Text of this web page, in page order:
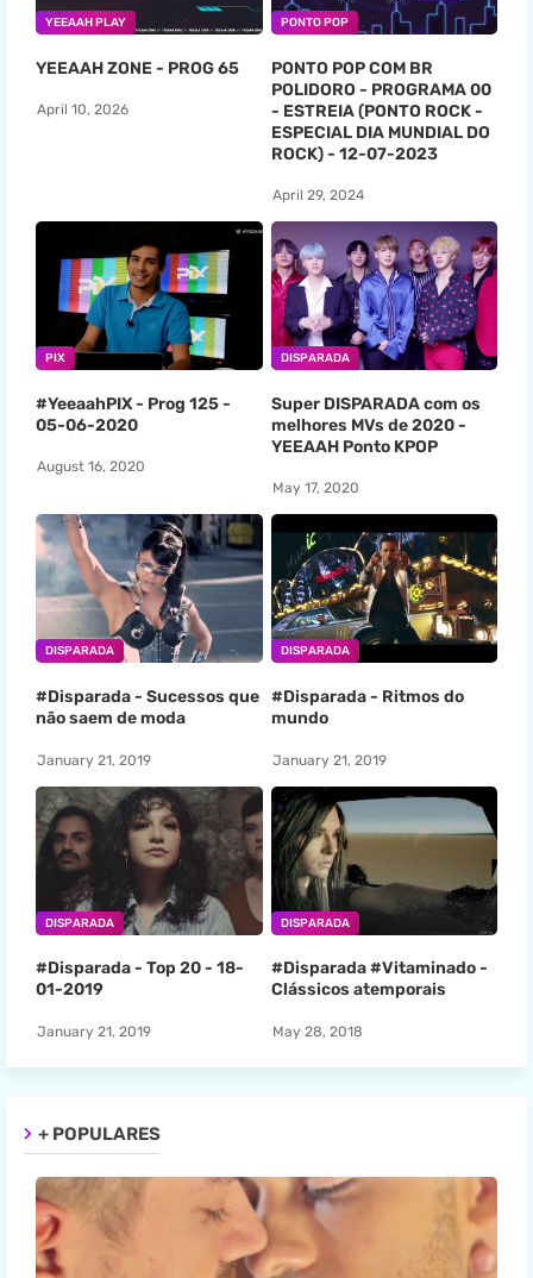
YEEAAH PLAY
YEEAAH ZONE - PROG 65
April 10, 2026
PONTO POP
PONTO POP COM BR
POLIDORO - PROGRAMA 00
- ESTREIA (PONTO ROCK -
ESPECIAL DIA MUNDIAL DO
ROCK) - 12-07-2023
April 29, 2024
PIX
#YeeaahPIX - Prog 125 -
05-06-2020
August 16, 2020
DISPARADA
Super DISPARADA com os
melhores MVs de 2020 -
YEEAAH Ponto KPOP
May 17, 2020
DISPARADA
#Disparada - Sucessos que
não saem de moda
January 21, 2019
DISPARADA
#Disparada - Ritmos do
mundo
January 21, 2019
DISPARADA
#Disparada - Top 20 - 18-
01-2019
January 21, 2019
DISPARADA
#Disparada #Vitaminado -
Clássicos atemporais
May 28, 2018
+ POPULARES